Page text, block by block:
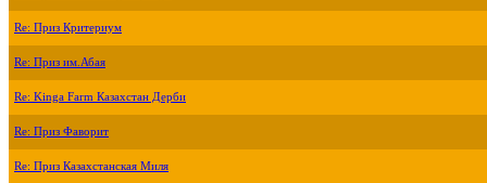
Re: Приз Критериум
Re: Приз им.Абая
Re: Kinga Farm Казахстан Дерби
Re: Приз Фаворит
Re: Приз Казахстанская Миля